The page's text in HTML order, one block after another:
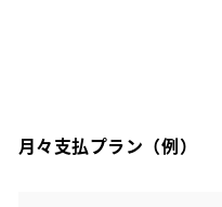
月々支払プラン（例）